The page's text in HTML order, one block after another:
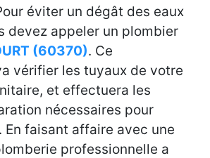
éviter un dégât des eaux
devez appeler un plombier
(60370). Ce
vérifier les tuyaux de votre
et effectuera les
nécessaires pour
En faisant affaire avec une
professionnelle a